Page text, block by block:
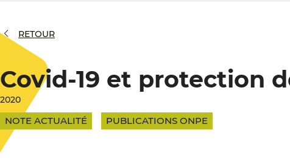
RETOUR
Covid-19 et protection
2020
NOTE ACTUALITÉ PUBLICATIONS ONPE